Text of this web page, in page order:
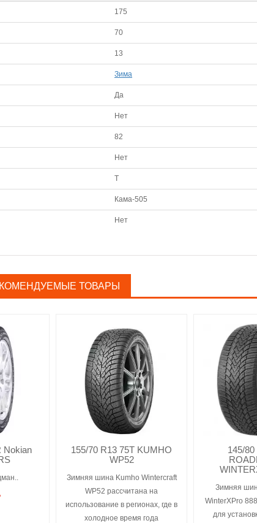
175
70
13
Зима
Да
Нет
82
Нет
T
Кама-505
Нет
ТОВАРЫ
Nokian
155/70 R13 75T KUMHO
WP52
Зимняя шина Kumho Wintercraft
WP52 рассчитана на
использование в регионах, где в
холодное время года
145/
Зимняя
WinterXPro
для